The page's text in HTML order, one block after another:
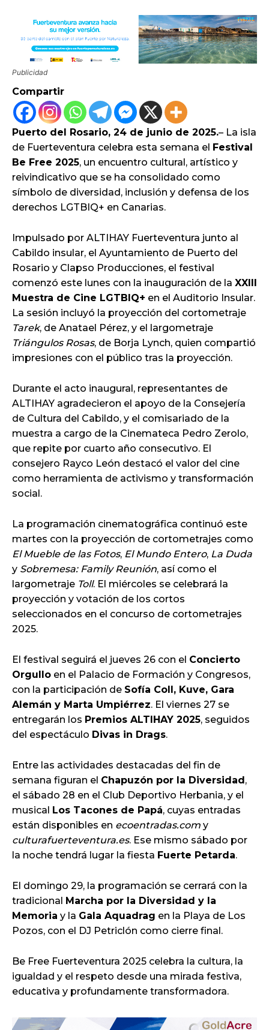
Publicidad
Compartir
Puerto del Rosario, 24 de junio de 2025.– La isla
de Fuerteventura celebra esta semana el Festival
Be Free 2025, un encuentro cultural, artístico y
reivindicativo que se ha consolidado como
símbolo de diversidad, inclusión y defensa de los
derechos LGTBIQ+ en Canarias.
Impulsado por ALTIHAY Fuerteventura junto al
Cabildo insular, el Ayuntamiento de Puerto del
Rosario y Clapso Producciones, el festival
comenzó este lunes con la inauguración de la XXIII
Muestra de Cine LGTBIQ+ en el Auditorio Insular.
La sesión incluyó la proyección del cortometraje
Tarek, de Anatael Pérez, y el largometraje
Triángulos Rosas, de Borja Lynch, quien compartió
impresiones con el público tras la proyección.
Durante el acto inaugural, representantes de
ALTIHAY agradecieron el apoyo de la Consejería
de Cultura del Cabildo, y el comisariado de la
muestra a cargo de la Cinemateca Pedro Zerolo,
que repite por cuarto año consecutivo. El
consejero Rayco León destacó el valor del cine
como herramienta de activismo y transformación
social.
La programación cinematográfica continuó este
martes con la proyección de cortometrajes como
El Mueble de las Fotos, El Mundo Entero, La Duda
y Sobremesa: Family Reunión, así como el
largometraje Toll. El miércoles se celebrará la
proyección y votación de los cortos
seleccionados en el concurso de cortometrajes
2025.
El festival seguirá el jueves 26 con el Concierto
Orgullo en el Palacio de Formación y Congresos,
con la participación de Sofía Coll, Kuve, Gara
Alemán y Marta Umpiérrez. El viernes 27 se
entregarán los Premios ALTIHAY 2025, seguidos
del espectáculo Divas in Drags.
Entre las actividades destacadas del fin de
semana figuran el Chapuzón por la Diversidad ,
el sábado 28 en el Club Deportivo Herbania, y el
musical
Los Tacones de Papá, cuyas entradas
están disponibles en ecoentradas.com y
culturafuerteventura.es. Ese mismo sábado por
la noche tendrá lugar la fiesta Fuerte Petarda.
El domingo 29, la programación se cerrará con la
tradicional
Marcha por la Diversidad y la
Memoria y la Gala Aquadrag en la Playa de Los
Pozos, con el DJ Petriclón como cierre final.
Be Free Fuerteventura 2025 celebra la cultura, la
igualdad y el respeto desde una mirada festiva,
educativa y profundamente transformadora.